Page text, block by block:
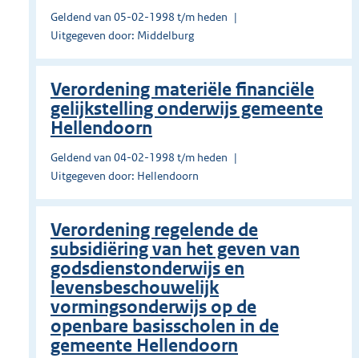
Geldend van 05-02-1998 t/m heden
Uitgegeven door: Middelburg
Verordening materiële financiële
gelijkstelling onderwijs gemeente
Hellendoorn
Geldend van 04-02-1998 t/m heden
Uitgegeven door: Hellendoorn
Verordening regelende de
subsidiëring van het geven van
godsdienstonderwijs en
levensbeschouwelijk
vormingsonderwijs op de
openbare basisscholen in de
gemeente Hellendoorn